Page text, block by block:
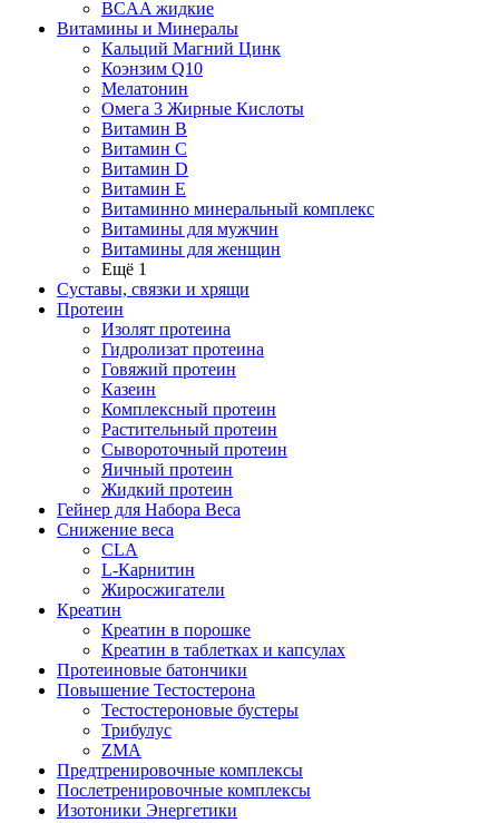
BCAA жидкие
Витамины и Минералы
Кальций Магний Цинк
Коэнзим Q10
Мелатонин
Омега 3 Жирные Кислоты
Витамин B
Витамин C
Витамин D
Витамин E
Витаминно минеральный комплекс
Витамины для мужчин
Витамины для женщин
Ещё 1
Суставы, связки и хрящи
Протеин
Изолят протеина
Гидролизат протеина
Говяжий протеин
Казеин
Комплексный протеин
Растительный протеин
Сывороточный протеин
Яичный протеин
Жидкий протеин
Гейнер для Набора Веса
Снижение веса
CLA
L-Карнитин
Жиросжигатели
Креатин
Креатин в порошке
Креатин в таблетках и капсулах
Протеиновые батончики
Повышение Тестостерона
Тестостероновые бустеры
Трибулус
ZMA
Предтренировочные комплексы
Послетренировочные комплексы
Изотоники Энергетики